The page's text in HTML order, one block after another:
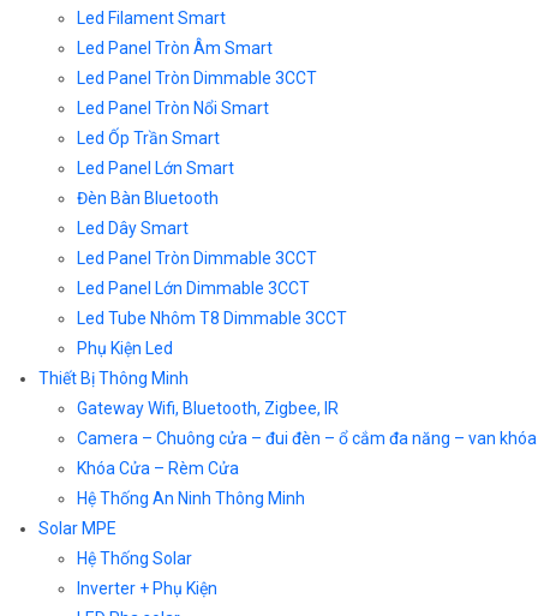
Led Filament Smart
Led Panel Tròn Âm Smart
Led Panel Tròn Dimmable 3CCT
Led Panel Tròn Nổi Smart
Led Ốp Trần Smart
Led Panel Lớn Smart
Đèn Bàn Bluetooth
Led Dây Smart
Led Panel Tròn Dimmable 3CCT
Led Panel Lớn Dimmable 3CCT
Led Tube Nhôm T8 Dimmable 3CCT
Phụ Kiện Led
Thiết Bị Thông Minh
Gateway Wifi, Bluetooth, Zigbee, IR
Camera – Chuông cửa – đui đèn – ổ cắm đa năng – van khóa
Khóa Cửa – Rèm Cửa
Hệ Thống An Ninh Thông Minh
Solar MPE
Hệ Thống Solar
Inverter + Phụ Kiện